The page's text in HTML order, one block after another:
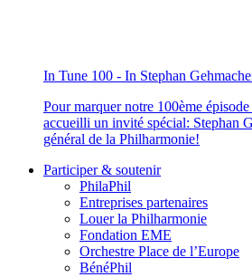
In Tune 100 - In Stephan
Pour marquer notre 100ème
accueilli un invité spécial: Stephan
général de la Philharmonie!
Participer & soutenir
PhilaPhil
Entreprises partenaires
Louer la Philharmonie
Fondation EME
Orchestre Place de l’Europe
BénéPhil